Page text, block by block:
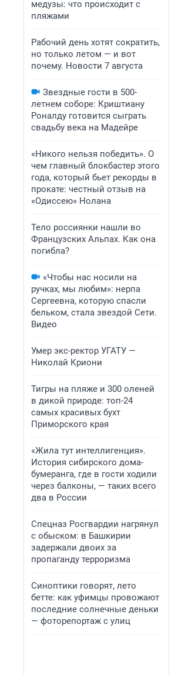
медузы: что происходит с
пляжами
Рабочий день хотят сократить,
но только летом — и вот
почему. Новости 7 августа
Звездные гости в 500-
летнем соборе: Криштиану
Роналду готовится сыграть
свадьбу века на Мадейре
«Никого нельзя победить». О
чем главный блокбастер этого
года, который бьет рекорды в
прокате: честный отзыв на
«Одиссею» Нолана
Тело россиянки нашли во
Французских Альпах. Как она
погибла?
«Чтобы нас носили на
ручках, мы любим»: нерпа
Сергеевна, которую спасли
бельком, стала звездой Сети.
Видео
Умер экс-ректор УГАТУ —
Николай Криони
Тигры на пляже и 300 оленей
в дикой природе: топ-24
самых красивых бухт
Приморского края
«Жила тут интеллигенция».
История сибирского дома-
бумеранга, где в гости ходили
через балконы, — таких всего
два в России
Спецназ Росгвардии нагрянул
с обыском: в Башкирии
задержали двоих за
пропаганду терроризма
Синоптики говорят, лето
бетте: как уфимцы провожают
последние солнечные деньки
— фоторепортаж с улиц